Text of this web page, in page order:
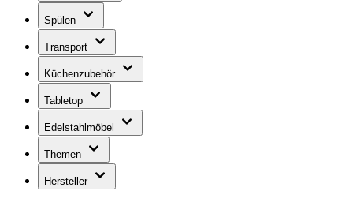
Spülen
Transport
Küchenzubehör
Tabletop
Edelstahlmöbel
Themen
Hersteller